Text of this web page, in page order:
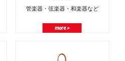
管楽器・弦楽器・和楽器など
more >